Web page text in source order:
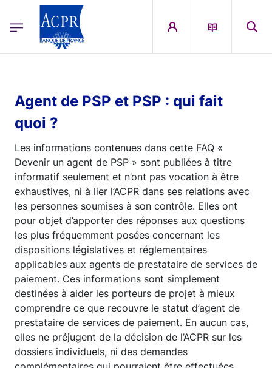
ACPR Menu Principal (English)
Agent de PSP et PSP : qui fait
quoi ?
Les informations contenues dans cette FAQ «
Devenir un agent de PSP » sont publiées à titre
informatif seulement et n’ont pas vocation à être
exhaustives, ni à lier l’ACPR dans ses relations avec
les personnes soumises à son contrôle. Elles ont
pour objet d’apporter des réponses aux questions
les plus fréquemment posées concernant les
dispositions législatives et réglementaires
applicables aux agents de prestataire de services de
paiement. Ces informations sont simplement
destinées à aider les porteurs de projet à mieux
comprendre ce que recouvre le statut d’agent de
prestataire de services de paiement. En aucun cas,
elles ne préjugent de la décision de l’ACPR sur les
dossiers individuels, ni des demandes